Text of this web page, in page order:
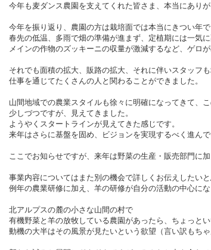
今年も麦ダンス農園を支えてくれた皆さま、本当にありが
今年を振り返り、農園の方は栽培面では本当にきつい年で
春先の低温、多雨で畑の準備が進まず、定植期には一気
メインの作物のズッキーニの収量が激減するなど、ゲロ
それでも面積の拡大、販路の拡大、それに伴いスタッフも
仕事を通じてたくさんの人と関わることができました。
山間地域での農業スタイルも徐々に明確になってきて、
少しづつですが、見えてきました。
ようやくスタートラインが見えてきた感じです。
来年はさらに基盤を固め、ビジョンを実現するべく進んで
ここでお知らせですが、来年は野菜の生産・販売部門に
事業内容についてはまた別の機会で詳しくお伝えしたい
例年の農業研修に加え、羊の研修が自分の活動の中心にな
北アルプスの麓の小さな山間の村で
有機野菜と羊の放牧している農園があったら、ちょっとい
動機の大半はその風景が見たいという欲望（言い訳もちゃ